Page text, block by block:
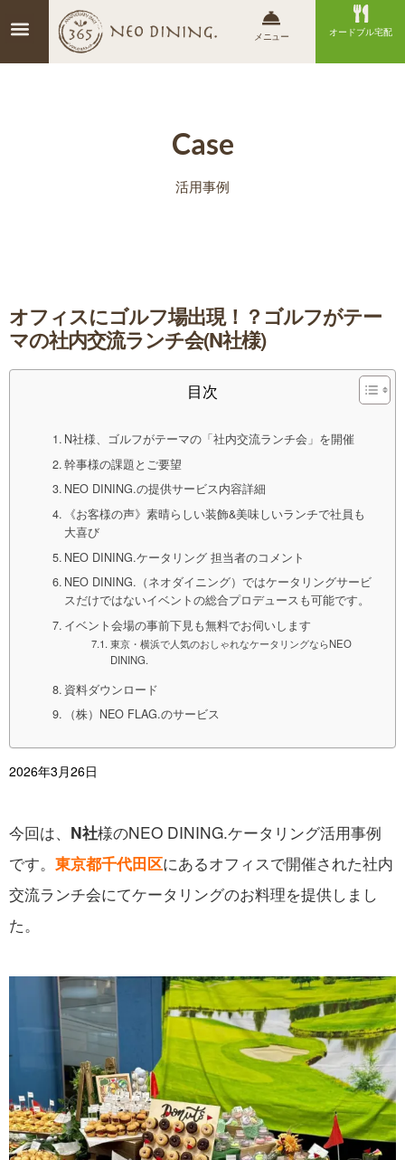
メニュー オードブル宅配
Case
活用事例
オフィスにゴルフ場出現！？ゴルフがテー
マの社内交流ランチ会(N社様)
目次
N社様、ゴルフがテーマの「社内交流ランチ会」を開催
幹事様の課題とご要望
NEO DINING.の提供サービス内容詳細
《お客様の声》素晴らしい装飾&美味しいランチで社員も
大喜び
NEO DINING.ケータリング 担当者のコメント
NEO DINING.（ネオダイニング）ではケータリングサービ
スだけではないイベントの総合プロデュースも可能です。
イベント会場の事前下見も無料でお伺いします
東京・横浜で人気のおしゃれなケータリングならNEO
DINING.
資料ダウンロード
（株）NEO FLAG.のサービス
2026年3月26日
今回は、 N社様のNEO DINING.ケータリング活用事例
です。 東京都千代田区にあるオフィスで開催された社内
交流ランチ会にてケータリングのお料理を提供しまし
た。